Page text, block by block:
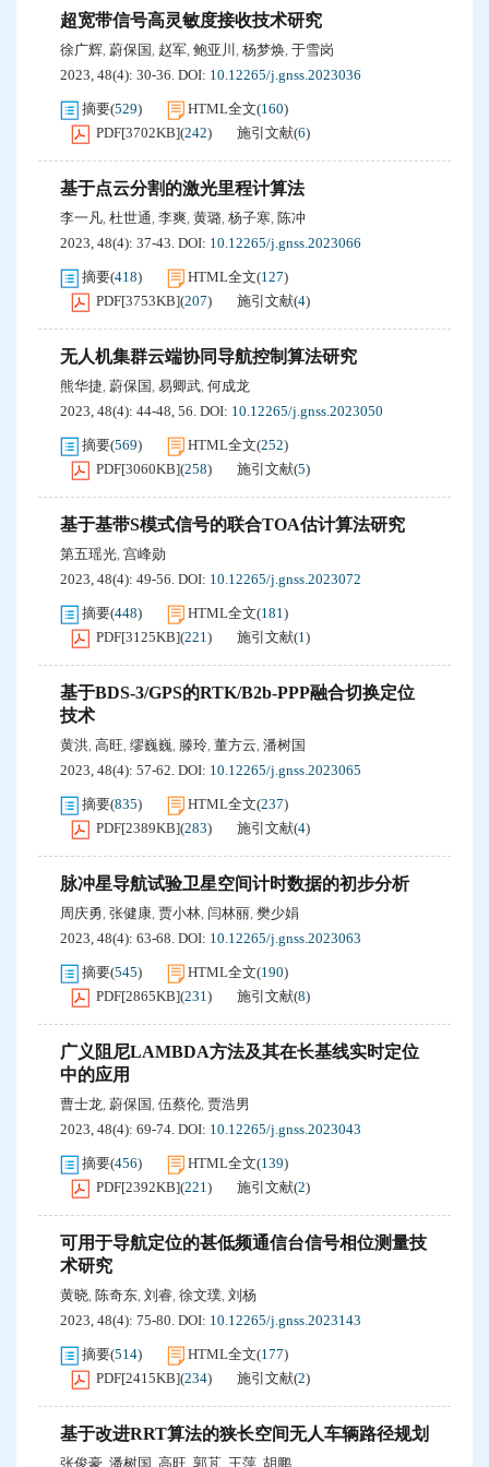
超宽带信号高灵敏度接收技术研究
徐广辉, 蔚保国, 赵军, 鲍亚川 , 杨梦焕, 于雪岗
2023, 48(4): 30-36. DOI: 10.12265/j.gnss.2023036
摘要(529) HTML全文(160)
PDF[3702KB](242) 施引文献(6)
基于点云分割的激光里程计算法
李一凡, 杜世通, 李爽, 黄璐, 杨子寒, 陈冲
2023, 48(4): 37-43. DOI: 10.12265/j.gnss.2023066
摘要(418) HTML全文(127)
PDF[3753KB](207) 施引文献(4)
无人机集群云端协同导航控制算法研究
熊华捷, 蔚保国, 易卿武, 何成龙
2023, 48(4): 44-48, 56. DOI: 10.12265/j.gnss.2023050
摘要(569) HTML全文(252)
PDF[3060KB](258) 施引文献(5)
基于基带S模式信号的联合TOA估计算法研究
第五瑶光, 宫峰勋
2023, 48(4): 49-56. DOI: 10.12265/j.gnss.2023072
摘要(448) HTML全文(181)
PDF[3125KB](221) 施引文献(1)
基于BDS-3/GPS的RTK/B2b-PPP融合切换定位
技术
黄洪, 高旺, 缪巍巍, 滕玲, 董方云, 潘树国
2023, 48(4): 57-62. DOI: 10.12265/j.gnss.2023065
摘要(835) HTML全文(237)
PDF[2389KB](283) 施引文献(4)
脉冲星导航试验卫星空间计时数据的初步分析
周庆勇, 张健康, 贾小林, 闫林丽, 樊少娟
2023, 48(4): 63-68. DOI: 10.12265/j.gnss.2023063
摘要(545) HTML全文(190)
PDF[2865KB](231) 施引文献(8)
广义阻尼LAMBDA方法及其在长基线实时定位
中的应用
曹士龙, 蔚保国, 伍蔡伦, 贾浩男
2023, 48(4): 69-74. DOI: 10.12265/j.gnss.2023043
摘要(456) HTML全文(139)
PDF[2392KB](221) 施引文献(2)
可用于导航定位的甚低频通信台信号相位测量技
术研究
黄晓, 陈奇东, 刘睿, 徐文璞, 刘杨
2023, 48(4): 75-80. DOI: 10.12265/j.gnss.2023143
摘要(514) HTML全文(177)
PDF[2415KB](234) 施引文献(2)
基于改进RRT算法的狭长空间无人车辆路径规划
张俊豪 潘树国 高旺 郭芃 王萍 胡鹏